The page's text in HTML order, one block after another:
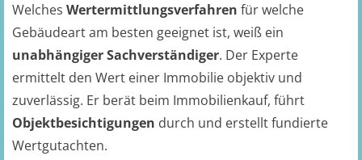
Welches Wertermittlungsverfahren für welche
Gebäudeart am besten geeignet ist, weiß ein
unabhängiger Sachverständiger. Der Experte
ermittelt den Wert einer Immobilie objektiv und
zuverlässig. Er berät beim Immobilienkauf, führt
Objektbesichtigungen durch und erstellt fundierte
Wertgutachten.